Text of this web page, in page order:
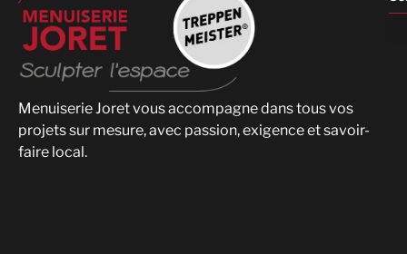
Menuiserie Joret vous accompagne dans tous vos
projets sur mesure, avec passion, exigence et savoir-
faire local.